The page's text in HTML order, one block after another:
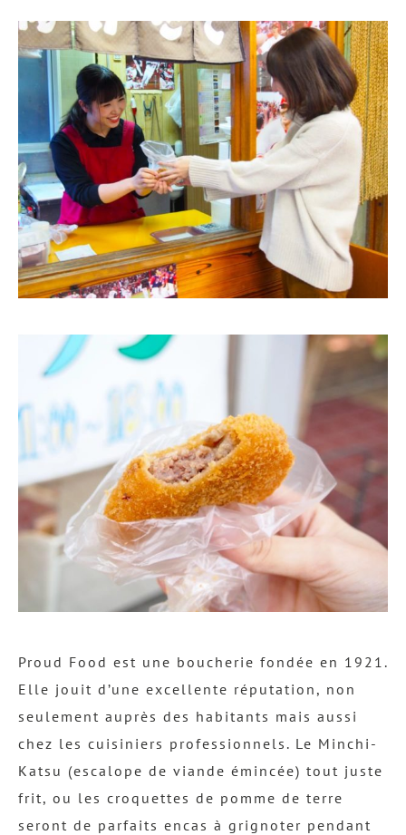
Proud Food est une boucherie fondée en 1921.
Elle jouit d’une excellente réputation, non
seulement auprès des habitants mais aussi
chez les cuisiniers professionnels. Le Minchi-
Katsu (escalope de viande émincée) tout juste
frit, ou les croquettes de pomme de terre
seront de parfaits encas à grignoter pendant